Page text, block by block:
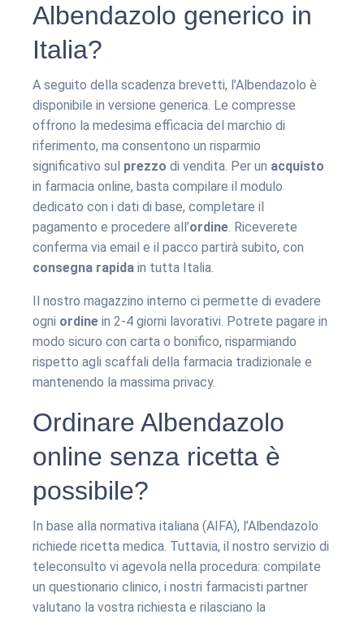
Albendazolo generico in
Italia?
A seguito della scadenza brevetti, l’Albendazolo è
disponibile in versione generica. Le compresse
offrono la medesima efficacia del marchio di
riferimento, ma consentono un risparmio
significativo sul prezzo di vendita. Per un acquisto
in farmacia online, basta compilare il modulo
dedicato con i dati di base, completare il
pagamento e procedere all’ordine. Riceverete
conferma via email e il pacco partirà subito, con
consegna rapida in tutta Italia.
Il nostro magazzino interno ci permette di evadere
ogni ordine in 2-4 giorni lavorativi. Potrete pagare in
modo sicuro con carta o bonifico, risparmiando
rispetto agli scaffali della farmacia tradizionale e
mantenendo la massima privacy.
Ordinare Albendazolo
online senza ricetta è
possibile?
In base alla normativa italiana (AIFA), l’Albendazolo
richiede ricetta medica. Tuttavia, il nostro servizio di
teleconsulto vi agevola nella procedura: compilate
un questionario clinico, i nostri farmacisti partner
valutano la vostra richiesta e rilasciano la